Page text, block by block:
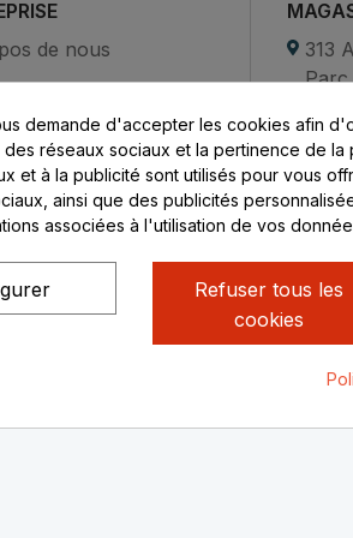
de nous
nous
313
Parc
8h -
vous
© Rhone
demande d'accepter les cookies afin
réseaux sociaux et la pertinence de la
et à la publicité sont utilisés pour vous
ainsi que des publicités
associées à l'utilisation de vos
Refuser tous les
cookies